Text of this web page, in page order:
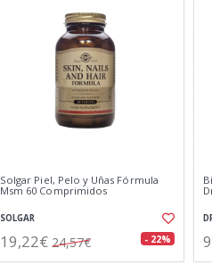
Solgar Piel, Pelo y Uñas Fórmula
Msm 60 Comprimidos
SOLGAR
19,22€ 24,57€ - 22%